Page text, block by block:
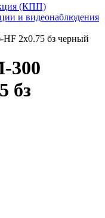
(КПП)
и видеонаблюдения
2x0.75 бз черный
300
бз